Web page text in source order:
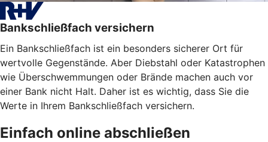
Bankschließfach versichern
Ein Bankschließfach ist ein besonders sicherer Ort für
wertvolle Gegenstände. Aber Diebstahl oder Katastrophen
wie Überschwemmungen oder Brände machen auch vor
einer Bank nicht Halt. Daher ist es wichtig, dass Sie die
Werte in Ihrem Bankschließfach versichern.
Einfach online abschließen